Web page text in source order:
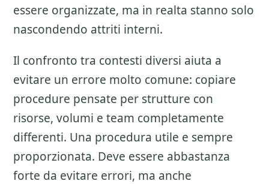
essere organizzate, ma in realta stanno solo
nascondendo attriti interni.
Il confronto tra contesti diversi aiuta a
evitare un errore molto comune: copiare
procedure pensate per strutture con
risorse, volumi e team completamente
differenti. Una procedura utile e sempre
proporzionata. Deve essere abbastanza
forte da evitare errori, ma anche